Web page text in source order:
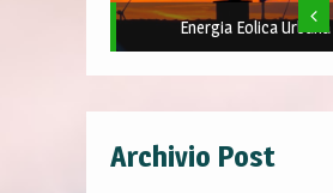
Energia Eolica Urbana
Archivio Post